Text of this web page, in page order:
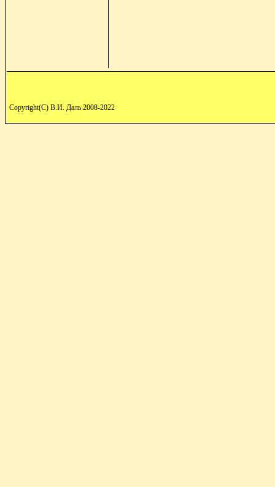
Copyright(C) В.И. Даль 2008-2022